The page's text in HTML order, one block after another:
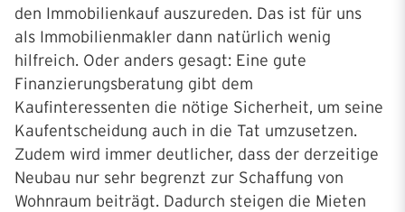
den Immobilienkauf auszureden. Das ist für uns
als Immobilienmakler dann natürlich wenig
hilfreich. Oder anders gesagt: Eine gute
Finanzierungsberatung gibt dem
Kaufinteressenten die nötige Sicherheit, um seine
Kaufentscheidung auch in die Tat umzusetzen.
Zudem wird immer deutlicher, dass der derzeitige
Neubau nur sehr begrenzt zur Schaffung von
Wohnraum beiträgt. Dadurch steigen die Mieten